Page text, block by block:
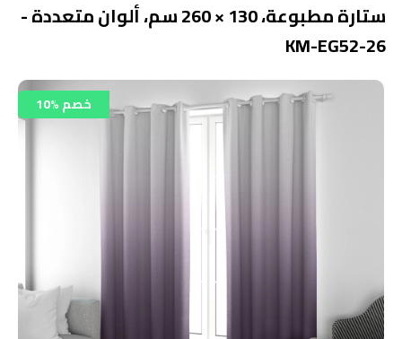
ستارة مطبوعة، 130 × 260 سم، ألوان متعددة -
KM-EG52-26
10% خصم